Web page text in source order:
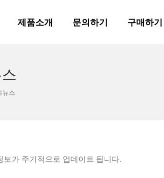
제품소개 문의하기 구매하기
뉴스
가 주기적으로 업데이트 됩니다.